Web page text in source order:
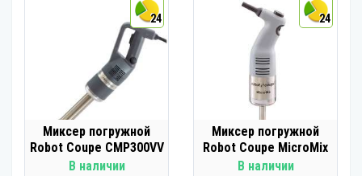
24
Миксер погружной
Robot Coupe CMP300VV
В наличии
24
Миксер погружной
Robot Coupe MicroMix
В наличии